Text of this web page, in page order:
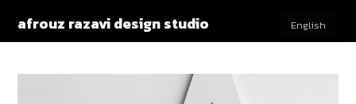
afrouz razavi design studio English